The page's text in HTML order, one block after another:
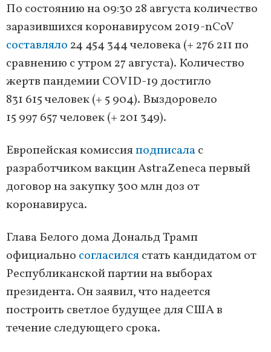
По состоянию на 09:30 28 августа количество
заразившихся коронавирусом 2019-nCoV
составляло 24 454 344 человека (+ 276 211 по
сравнению с утром 27 августа). Количество
жертв пандемии COVID-19 достигло
831 615 человек (+ 5 904). Выздоровело
15 997 657 человек (+ 201 349).
Европейская комиссияподписалас
разработчиком вакцин AstraZeneca первый
договор на закупку 300 млн доз от
коронавируса.
Глава Белого дома Дональд Трамп
официально согласилсястать кандидатом от
Республиканской партии на выборах
президента. Он заявил, что надеется
построить светлое будущее для США в
течение следующего срока.